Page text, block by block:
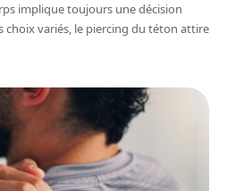
implique toujours une décision
choix variés, le piercing du téton attire